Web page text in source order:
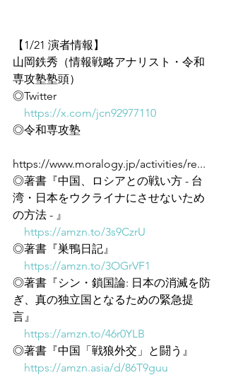
【1/21 演者情報】
山岡鉄秀（情報戦略アナリスト・令和
専攻塾塾頭）
◎Twitter
https://x.com/jcn92977110
◎令和専攻塾
https://www.moralogy.jp/activities/re...
◎著書『中国、ロシアとの戦い方 - 台
湾・日本をウクライナにさせないため
の方法 - 』
https://amzn.to/3s9CzrU
◎著書『巣鴨日記』
https://amzn.to/3OGrVF1
◎著書『シン・鎖国論: 日本の消滅を防
ぎ、真の独立国となるための緊急提
言』
https://amzn.to/46r0YLB
◎著書『中国「戦狼外交」と闘う』
https://amzn.asia/d/86T9guu